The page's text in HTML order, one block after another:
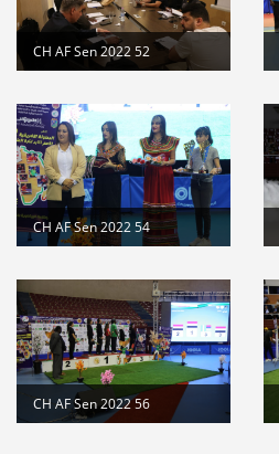
CH AF Sen 2022 52
CH AF Sen 2022 54
CH AF Sen 2022 56